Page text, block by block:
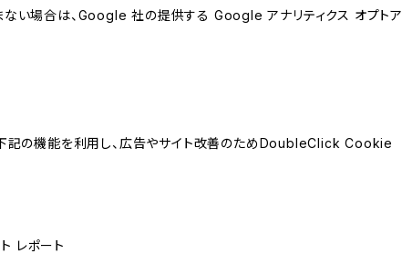
い場合は、Google 社の提供する Google アナリティクス オプトア
記の機能を利用し、広告やサイト改善のためDoubleClick Cookie
レポート